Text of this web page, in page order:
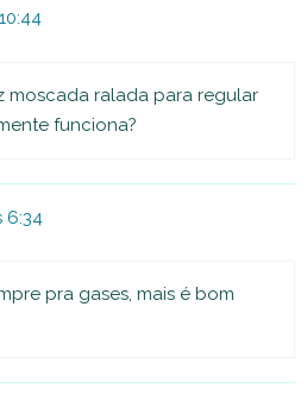
moscada ralada para regular
funciona?
6:34
pra gases, mais é bom